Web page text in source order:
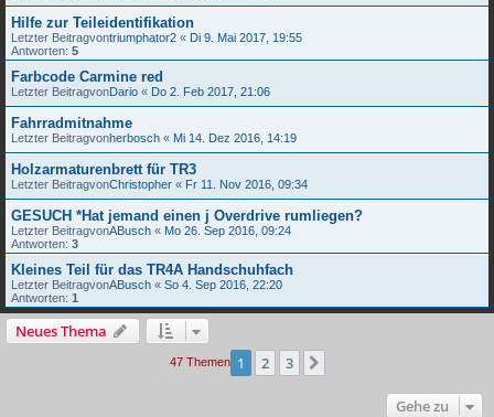
Hilfe zur Teileidentifikation
Letzter Beitragvontriumphator2 « Di 9. Mai 2017, 19:55
Antworten: 5
Farbcode Carmine red
Letzter BeitragvonDario « Do 2. Feb 2017, 21:06
Fahrradmitnahme
Letzter Beitragvonherbosch « Mi 14. Dez 2016, 14:19
Holzarmaturenbrett für TR3
Letzter BeitragvonChristopher « Fr 11. Nov 2016, 09:34
GESUCH *Hat jemand einen j Overdrive rumliegen?
Letzter BeitragvonABusch « Mo 26. Sep 2016, 09:24
Antworten: 3
Kleines Teil für das TR4A Handschuhfach
Letzter BeitragvonABusch « So 4. Sep 2016, 22:20
Antworten: 1
Neues Thema
47 Themen 1 2 3
Gehe zu